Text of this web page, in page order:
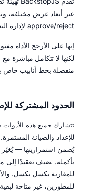
approve/reject لإدارة التغييرات.
إنها على الأرجح الأداة
منفصلة بخط أنابيب خاص
الحدود المشتركة
تتشارك جميع هذه
للإعداد والصيانة
يُضمن استمراريتها —
بأكمله. تضيف تعقيدًا إلى
للمقارنة بكسل بكسل.
للمطورين، غير متاحة